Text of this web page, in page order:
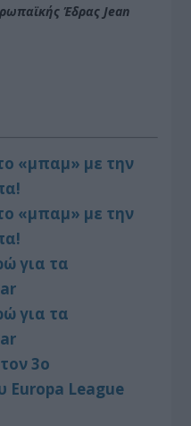
Έδρας Jean
«μπαμ» με την
«μπαμ» με την
για τα
για τα
3ο
Europa League